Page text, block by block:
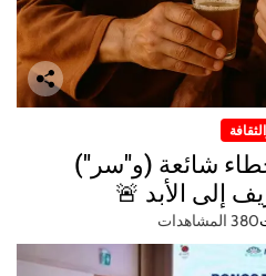
المسافر: 4 أخطاء شائعة (و"سر")
إلى الأبد 🚨
380 المشاهدات